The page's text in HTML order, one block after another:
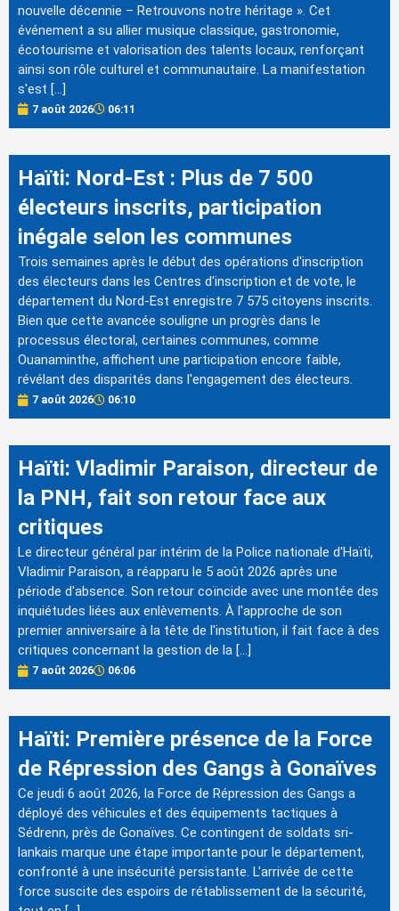
nouvelle décennie – Retrouvons notre héritage ». Cet
événement a su allier musique classique, gastronomie,
écotourisme et valorisation des talents locaux, renforçant
ainsi son rôle culturel et communautaire. La manifestation
s'est […]
7 août 2026 06:11
Haïti: Nord-Est : Plus de 7 500
électeurs inscrits, participation
inégale selon les communes
Trois semaines après le début des opérations d'inscription
des électeurs dans les Centres d'inscription et de vote, le
département du Nord-Est enregistre 7 575 citoyens inscrits.
Bien que cette avancée souligne un progrès dans le
processus électoral, certaines communes, comme
Ouanaminthe, affichent une participation encore faible,
révélant des disparités dans l'engagement des électeurs.
7 août 2026 06:10
Haïti: Vladimir Paraison, directeur de
la PNH, fait son retour face aux
critiques
Le directeur général par intérim de la Police nationale d'Haïti,
Vladimir Paraison, a réapparu le 5 août 2026 après une
période d'absence. Son retour coïncide avec une montée des
inquiétudes liées aux enlèvements. À l'approche de son
premier anniversaire à la tête de l'institution, il fait face à des
critiques concernant la gestion de la […]
7 août 2026 06:06
Haïti: Première présence de la Force
de Répression des Gangs à Gonaïves
Ce jeudi 6 août 2026, la Force de Répression des Gangs a
déployé des véhicules et des équipements tactiques à
Sédrenn, près de Gonaïves. Ce contingent de soldats sri-
lankais marque une étape importante pour le département,
confronté à une insécurité persistante. L'arrivée de cette
force suscite des espoirs de rétablissement de la sécurité,